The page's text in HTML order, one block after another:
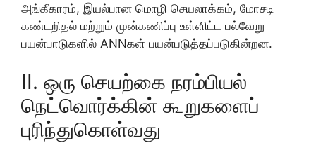
அங்கீகாரம், இயல்பான மொழி செயலாக்கம், மோசடி
கண்டறிதல் மற்றும் முன்கணிப்பு உள்ளிட்ட பல்வேறு
பயன்பாடுகளில் ANNகள் பயன்படுத்தப்படுகின்றன.
II. ஒரு செயற்கை நரம்பியல்
நெட்வொர்க்கின் கூறுகளைப்
புரிந்துகொள்வது